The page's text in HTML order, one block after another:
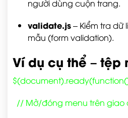
người dùng cuộn trang.
validate.js– Kiểm tra dữ
mẫu (form validation).
Ví dụ cụ thể – tệp
// Mở/đóng menu trên giao